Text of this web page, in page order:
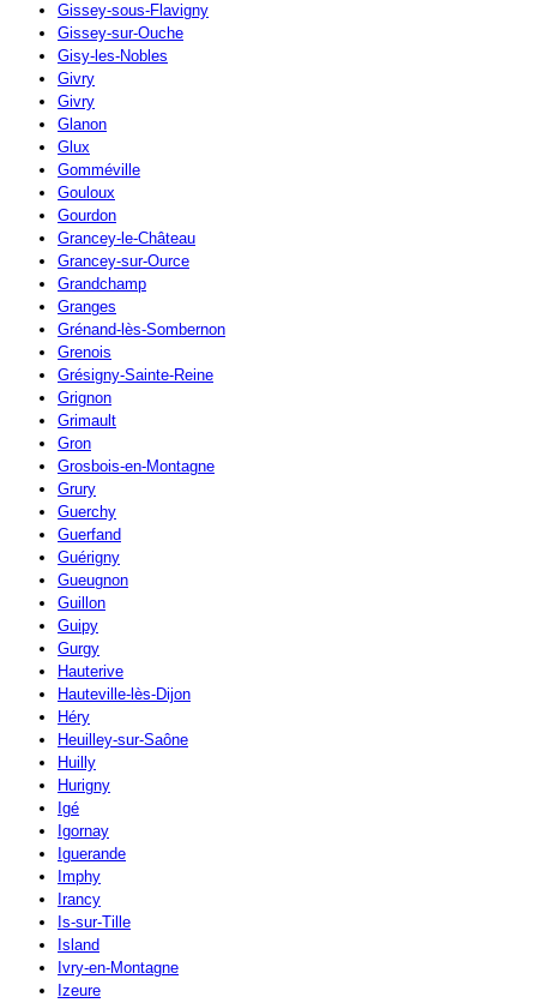
Gissey-sous-Flavigny
Gissey-sur-Ouche
Gisy-les-Nobles
Givry
Givry
Glanon
Glux
Gomméville
Gouloux
Gourdon
Grancey-le-Château
Grancey-sur-Ource
Grandchamp
Granges
Grénand-lès-Sombernon
Grenois
Grésigny-Sainte-Reine
Grignon
Grimault
Gron
Grosbois-en-Montagne
Grury
Guerchy
Guerfand
Guérigny
Gueugnon
Guillon
Guipy
Gurgy
Hauterive
Hauteville-lès-Dijon
Héry
Heuilley-sur-Saône
Huilly
Hurigny
Igé
Igornay
Iguerande
Imphy
Irancy
Is-sur-Tille
Island
Ivry-en-Montagne
Izeure